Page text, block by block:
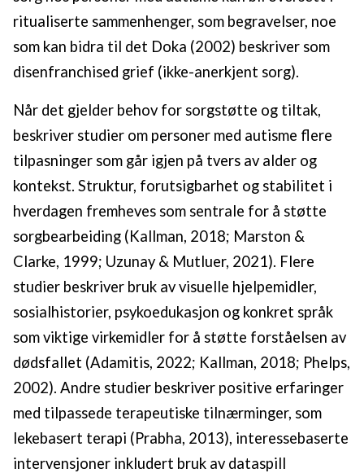
ritualiserte sammenhenger, som begravelser, noe
som kan bidra til det Doka (2002) beskriver som
disenfranchised grief (ikke-anerkjent sorg).
Når det gjelder behov for sorgstøtte og tiltak,
beskriver studier om personer med autisme flere
tilpasninger som går igjen på tvers av alder og
kontekst. Struktur, forutsigbarhet og stabilitet i
hverdagen fremheves som sentrale for å støtte
sorgbearbeiding (Kallman, 2018; Marston &
Clarke, 1999; Uzunay & Mutluer, 2021). Flere
studier beskriver bruk av visuelle hjelpemidler,
sosialhistorier, psykoedukasjon og konkret språk
som viktige virkemidler for å støtte forståelsen av
dødsfallet (Adamitis, 2022; Kallman, 2018; Phelps,
2002). Andre studier beskriver positive erfaringer
med tilpassede terapeutiske tilnærminger, som
lekebasert terapi (Prabha, 2013), interessebaserte
intervensjoner inkludert bruk av dataspill